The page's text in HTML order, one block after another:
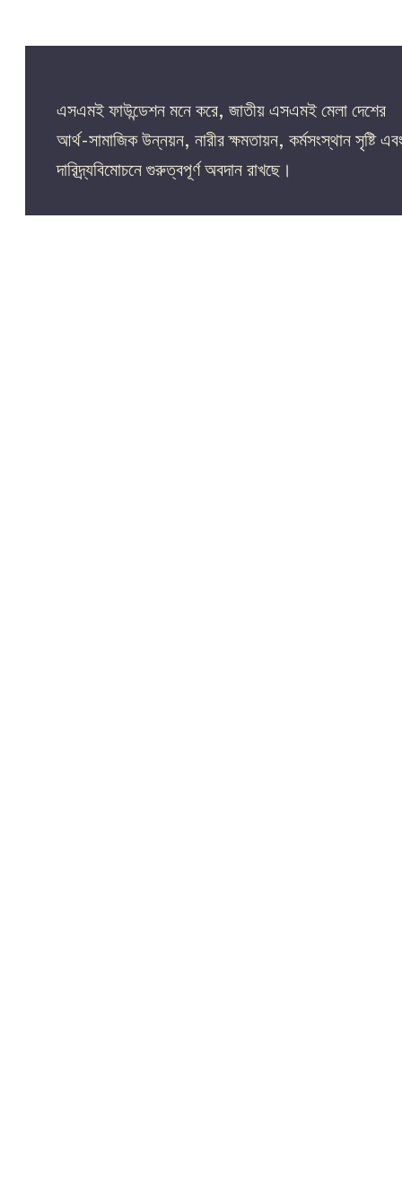
এসএমই ফাউন্ডেশন মনে করে, জাতীয় এসএমই মেলা দেশের
আর্থ-সামাজিক উন্নয়ন, নারীর ক্ষমতায়ন, কর্মসংস্থান সৃষ্টি
দারিদ্র্যবিমোচনে গুরুত্বপূর্ণ অবদান রাখছে।